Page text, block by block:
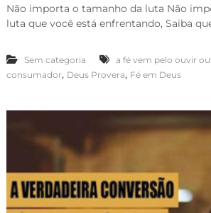
Não importa o tamanho da luta Não
luta que você está enfrentando, Saiba
Sem categoria a fé vem pelo ouvir
consumador, Deus Provera, Fé em Deus